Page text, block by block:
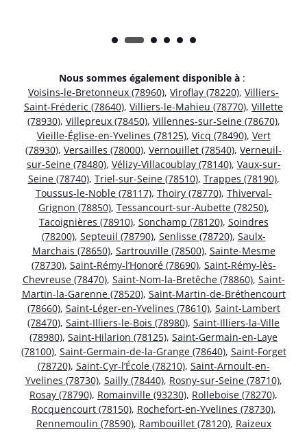
Nous sommes également disponible à :
Voisins-le-Bretonneux (78960), Viroflay (78220), Villiers-
Saint-Fréderic (78640), Villiers-le-Mahieu (78770), Villette
(78930), Villepreux (78450), Villennes-sur-Seine (78670),
Vieille-Église-en-Yvelines (78125), Vicq (78490), Vert
(78930), Versailles (78000), Vernouillet (78540), Verneuil-
sur-Seine (78480), Vélizy-Villacoublay (78140), Vaux-sur-
Seine (78740), Triel-sur-Seine (78510), Trappes (78190),
Toussus-le-Noble (78117), Thoiry (78770), Thiverval-
Grignon (78850), Tessancourt-sur-Aubette (78250),
Tacoignières (78910), Sonchamp (78120), Soindres
(78200), Septeuil (78790), Senlisse (78720), Saulx-
Marchais (78650), Sartrouville (78500), Sainte-Mesme
(78730), Saint-Rémy-l’Honoré (78690), Saint-Rémy-lès-
Chevreuse (78470), Saint-Nom-la-Bretêche (78860), Saint-
Martin-la-Garenne (78520), Saint-Martin-de-Bréthencourt
(78660), Saint-Léger-en-Yvelines (78610), Saint-Lambert
(78470), Saint-Illiers-le-Bois (78980), Saint-Illiers-la-Ville
(78980), Saint-Hilarion (78125), Saint-Germain-en-Laye
(78100), Saint-Germain-de-la-Grange (78640), Saint-Forget
(78720), Saint-Cyr-l’École (78210), Saint-Arnoult-en-
Yvelines (78730), Sailly (78440), Rosny-sur-Seine (78710),
Rosay (78790), Romainville (93230), Rolleboise (78270),
Rocquencourt (78150), Rochefort-en-Yvelines (78730),
Rennemoulin (78590), Rambouillet (78120), Raizeux